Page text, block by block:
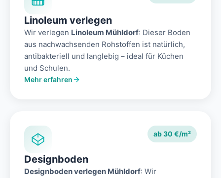
Linoleum verlegen
Wir verlegen Linoleum Mühldorf: Dieser Boden
aus nachwachsenden Rohstoffen ist natürlich,
antibakteriell und langlebig – ideal für Küchen
und Schulen.
Mehr erfahren
ab 30 €/m²
Designboden
Designboden verlegen Mühldorf: Wir